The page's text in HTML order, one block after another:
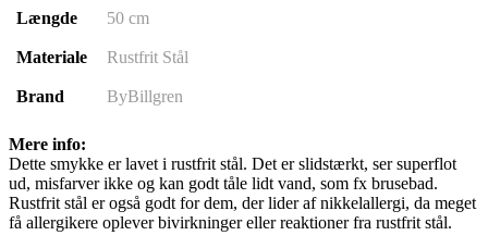
Længde 50 cm
Materiale Rustfrit Stål
Brand ByBillgren
Mere info:
Dette smykke er lavet i rustfrit stål. Det er slidstærkt, ser superflot
ud, misfarver ikke og kan godt tåle lidt vand, som fx brusebad.
Rustfrit stål er også godt for dem, der lider af nikkelallergi, da meget
få allergikere oplever bivirkninger eller reaktioner fra rustfrit stål.